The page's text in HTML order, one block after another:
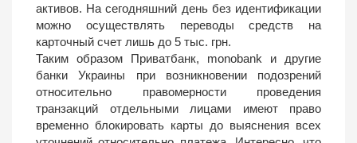
активов. На сегодняшний день без идентификации
можно осуществлять переводы средств на
карточный счет лишь до 5 тыс. грн.
Таким образом Приватбанк, monobank и другие
банки Украины при возникновении подозрений
относительно правомерности проведения
транзакций отдельными лицами имеют право
временно блокировать карты до выяснения всех